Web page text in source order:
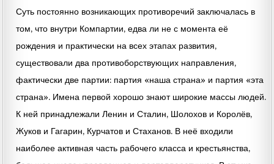
Суть постоянно возникающих противоречий заключалась в
том, что внутри Компартии, едва ли не с момента её
рождения и практически на всех этапах развития,
существовали два противоборствующих направления,
фактически две партии: партия «наша страна» и партия «эта
страна». Имена первой хорошо знают широкие массы людей.
К ней принадлежали Ленин и Сталин, Шолохов и Королёв,
Жуков и Гагарин, Курчатов и Стаханов. В неё входили
наиболее активная часть рабочего класса и крестьянства,